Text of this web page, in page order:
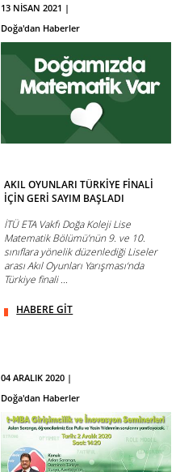
13 NİSAN 2021 |
Doğa'dan Haberler
AKIL OYUNLARI TÜRKİYE FİNALİ
İÇİN GERİ SAYIM BAŞLADI
İTÜ ETA Vakfı Doğa Koleji Lise
Matematik Bölümü’nün 9. ve 10.
sınıflara yönelik düzenlediği Liseler
arası Akıl Oyunları Yarışması‘nda
Türkiye finali ...
HABERE GİT
04 ARALIK 2020 |
Doğa'dan Haberler